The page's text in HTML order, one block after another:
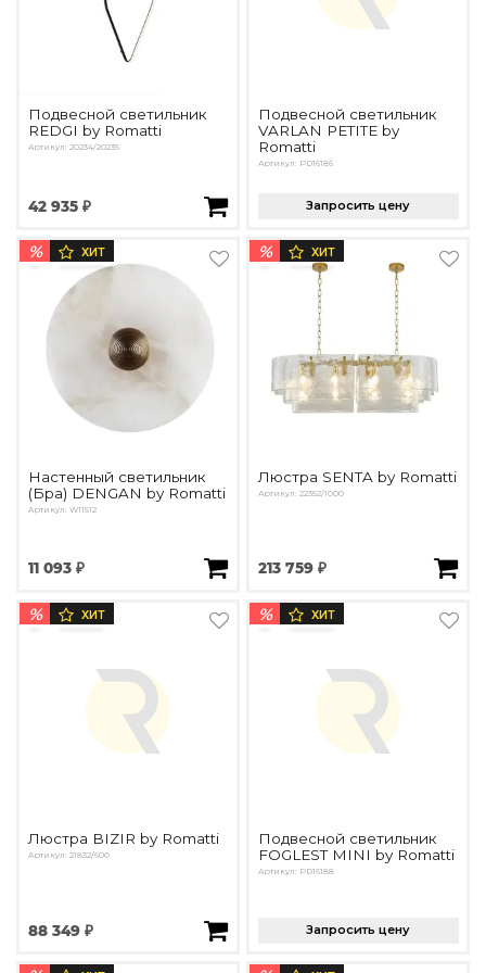
Подбор, производство и комплектация по вашему
Все категории товаров
Реализованные проекты
Подвесной светильник
REDGI by Romatti
Артикул: 20234/20235
42 935 ₽
Подвесной светильник
VARLAN PETITE by
Romatti
Артикул: PD16186
Запросить цену
% ХИТ
Настенный светильник
(Бра) DENGAN by Romatti
Артикул: W11512
11 093 ₽
% ХИТ
Люстра SENTA by Romatti
Артикул: 22352/1000
213 759 ₽
% ХИТ
Люстра BIZIR by Romatti
Артикул: 21832/600
88 349 ₽
% ХИТ
Подвесной светильник
FOGLEST MINI by Romatti
Артикул: PD16188
Запросить цену